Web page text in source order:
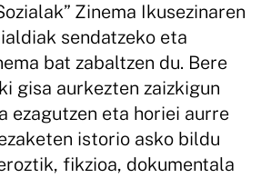
Zinema Ikusezinaren
sendatzeko eta
bat zabaltzen du. Bere
gisa aurkezten zaizkigun
ezagutzen eta horiei aurre
istorio asko bildu
fikzioa, dokumentala